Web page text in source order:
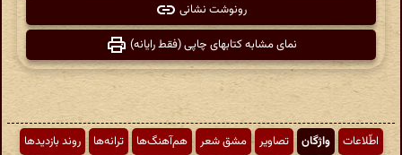
رونوشت نشانی
نمای مشابه کتابهای چاپی (فقط رایانه)
اطّلاعات واژگان تصاویر مشق شعر هم‌آهنگ‌ها ترانه‌ها
روند بازدیدها